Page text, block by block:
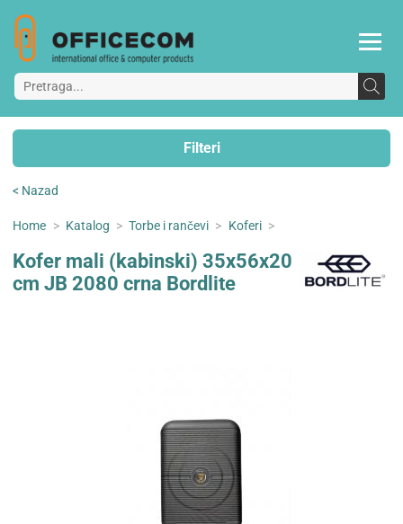
Filteri
< Nazad
Home > Katalog > Torbe i rančevi > Koferi >
Kofer mali (kabinski) 35x56x20
cm JB 2080 crna Bordlite